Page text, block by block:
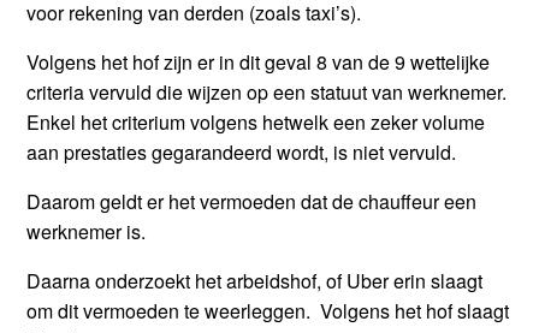
voor rekening van derden (zoals taxi’s).
Volgens het hof zijn er in dit geval 8 van de 9 wettelijke
criteria vervuld die wijzen op een statuut van werknemer.
Enkel het criterium volgens hetwelk een zeker volume
aan prestaties gegarandeerd wordt, is niet vervuld.
Daarom geldt er het vermoeden dat de chauffeur een
werknemer is.
Daarna onderzoekt het arbeidshof, of Uber erin slaagt
om dit vermoeden te weerleggen. Volgens het hof slaagt